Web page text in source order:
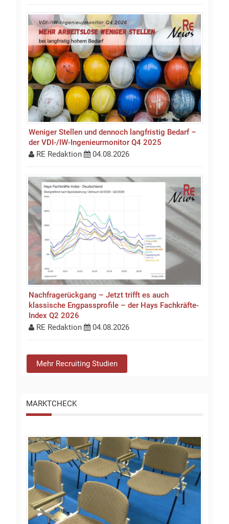
Weniger Stellen und dennoch langfristig Bedarf –
der VDI-/IW-Ingenieurmonitor Q4 2025
RE Redaktion
04.08.2026
Nachfragerückgang – Jetzt trifft es auch
klassische Engpassprofile – der Hays Fachkräfte-
Index Q2 2026
RE Redaktion
04.08.2026
Mehr Recruiting Studien
MARKTCHECK